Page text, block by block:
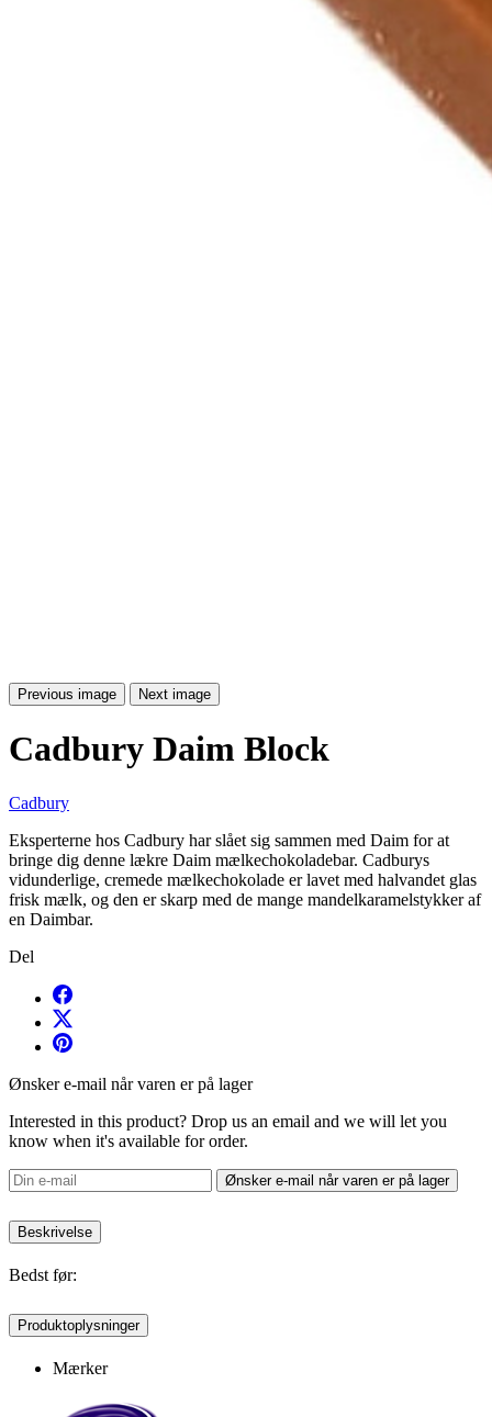
Previous image Next image
Cadbury Daim Block
Cadbury
Eksperterne hos Cadbury har slået sig sammen med Daim for at
bringe dig denne lækre Daim mælkechokoladebar. Cadburys
vidunderlige, cremede mælkechokolade er lavet med halvandet glas
frisk mælk, og den er skarp med de mange mandelkaramelstykker af
en Daimbar.
Del
Ønsker e-mail når varen er på lager
Interested in this product? Drop us an email and we will let you
know when it's available for order.
Ønsker e-mail når varen er på lager
Beskrivelse
Bedst før:
Produktoplysninger
Mærker